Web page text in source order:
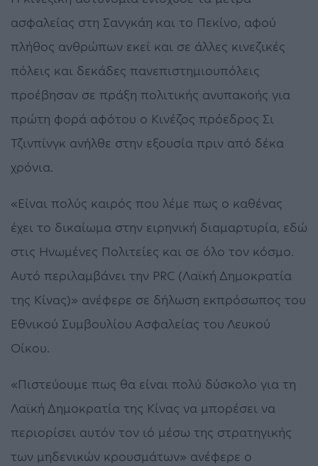
ασφαλείας στη Σανγκάη και το Πεκίνο, αφού
πλήθος ανθρώπων εκεί και σε άλλες κινεζικές
πόλεις και δεκάδες πανεπιστημιουπόλεις
προέβησαν σε πράξη πολιτικής ανυπακοής για
πρώτη φορά αφότου ο Κινέζος πρόεδρος Σι
Τζινπίνγκ ανήλθε στην εξουσία πριν από δέκα
χρόνια.
«Είναι πολύς καιρός που λέμε πως ο καθένας
έχει το δικαίωμα στην ειρηνική διαμαρτυρία, εδώ
στις Ηνωμένες Πολιτείες και σε όλο τον κόσμο.
Αυτό περιλαμβάνει την PRC (Λαϊκή Δημοκρατία
της Κίνας)» ανέφερε σε δήλωση εκπρόσωπος του
Εθνικού Συμβουλίου Ασφαλείας του Λευκού
Οίκου.
«Πιστεύουμε πως θα είναι πολύ δύσκολο για τη
Λαϊκή Δημοκρατία της Κίνας να μπορέσει να
περιορίσει αυτόν τον ιό μέσω της στρατηγικής
των μηδενικών κρουσμάτων» ανέφερε ο